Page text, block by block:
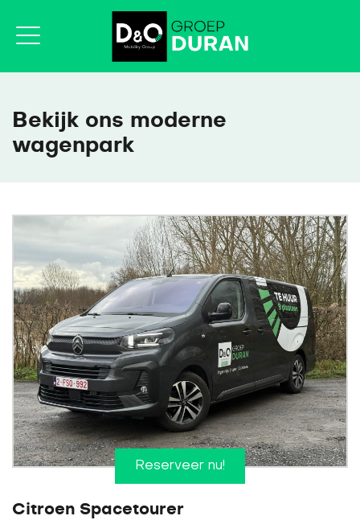
Bekijk ons moderne
wagenpark
Reserveer nu!
Citroen Spacetourer